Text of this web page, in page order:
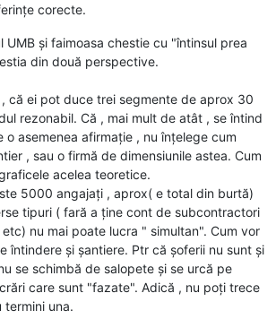
corecte.
UMB și faimoasa chestie cu "întinsul prea
din două perspective.
că ei pot duce trei segmente de aprox 30
rezonabil. Că , mai mult de atât , se întind
o asemenea afirmație , nu înțelege cum
, sau o firmă de dimensiunile astea. Cum
acelea teoretice.
5000 angajați , aprox( e total din burtă)
tipuri ( fară a ține cont de subcontractori
nu mai poate lucra " simultan". Cum vor
întindere și șantiere. Ptr că șoferii nu sunt și
se schimbă de salopete și se urcă pe
care sunt "fazate". Adică , nu poți trece
termini una.